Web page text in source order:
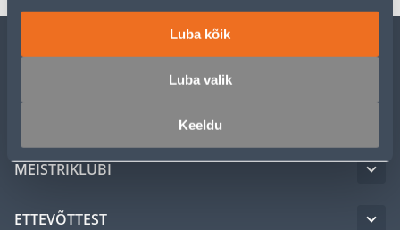
Luba kõik
Luba valik
Keeldu
MEISTRIKLUBI
ETTEVÕTTEST